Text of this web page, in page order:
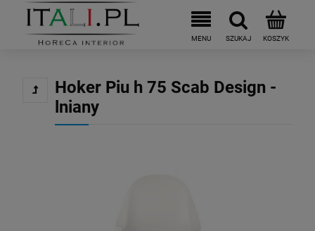
Hoker Piu h 75 Scab Design -
lniany